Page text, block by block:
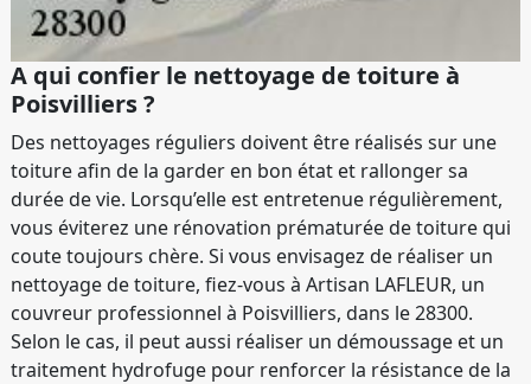
A qui confier le nettoyage de toiture à
Poisvilliers ?
Des nettoyages réguliers doivent être réalisés sur une
toiture afin de la garder en bon état et rallonger sa
durée de vie. Lorsqu’elle est entretenue régulièrement,
vous éviterez une rénovation prématurée de toiture qui
coute toujours chère. Si vous envisagez de réaliser un
nettoyage de toiture, fiez-vous à Artisan LAFLEUR, un
couvreur professionnel à Poisvilliers, dans le 28300.
Selon le cas, il peut aussi réaliser un démoussage et un
traitement hydrofuge pour renforcer la résistance de la